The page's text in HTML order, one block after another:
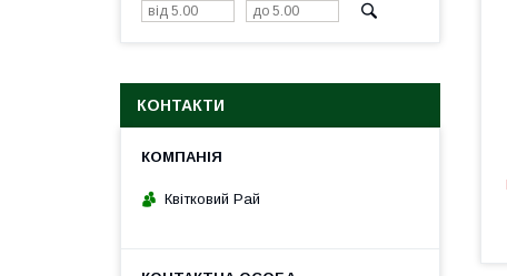
КОНТАКТИ
Квітковий Рай